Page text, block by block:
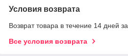
Условия возврата
Возврат товара в течение 14 дней
Все условия возврата